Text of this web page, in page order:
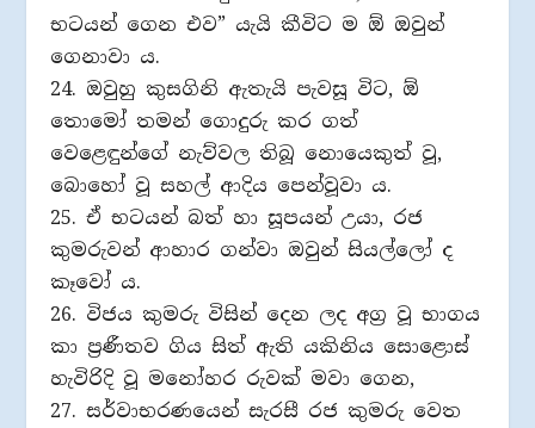
භටයන් ගෙන එව” යැයි කීවිට ම ඕ ඔවුන්
ගෙනාවා ය.
24. ඔවුහු කුසගිනි ඇතැයි පැවසූ විට, ඕ
තොමෝ තමන් ගොදුරු කර ගත්
වෙළෙඳුන්ගේ නැව්වල තිබූ නොයෙකුත් වූ,
බොහෝ වූ සහල් ආදිය පෙන්වූවා ය.
25. ඒ භටයන් බත් හා සූපයන් උයා, රජ
කුමරුවන් ආහාර ගන්වා ඔවුන් සියල්ලෝ ද
කෑවෝ ය.
26. විජය කුමරු විසින් දෙන ලද අග‍්‍ර වූ භාගය
කා ප‍්‍රණීතව ගිය සිත් ඇති යකිනිය සොළොස්
හැවිරිදි වූ මනෝහර රුවක් මවා ගෙන,
27. සර්වාභරණයෙන් සැරසී රජ කුමරු වෙත